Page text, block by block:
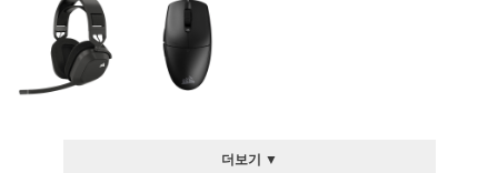
더보기 ▼